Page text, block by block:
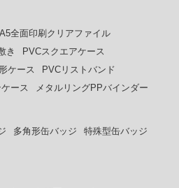
A5全面印刷クリアファイル
き
PVCスクエアケース
ケース
PVCリストバンド
ース メタルリングPPバインダー
多角形缶バッジ
特殊型缶バッジ